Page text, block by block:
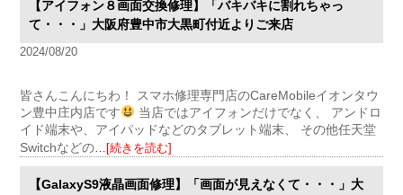
【アイフォン８画面交換修理】「バキバキに割れちゃっ
て・・・」大阪府豊中市大黒町付近よりご来店
2024/08/20
皆さんこんにちわ！ スマホ修理専門店のCareMobileイオンタウ
ン豊中庄内店です
当店ではアイフォンだけでなく、 アンドロ
イド端末や、アイパッドなどのタブレット端末、 その他任天堂
Switchなどの…[続きを読む]
【GalaxyS9液晶画面修理】「画面が見えなくて・・・」大